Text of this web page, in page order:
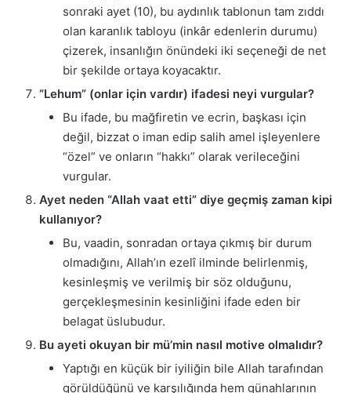
sonraki ayet (10), bu aydınlık tablonun tam zıddı
olan karanlık tabloyu (inkâr edenlerin durumu)
çizerek, insanlığın önündeki iki seçeneği de net
bir şekilde ortaya koyacaktır.
“Lehum” (onlar için vardır) ifadesi neyi vurgular?
Bu ifade, bu mağfiretin ve ecrin, başkası için
değil, bizzat o iman edip salih amel işleyenlere
“özel” ve onların “hakkı” olarak verileceğini
vurgular.
Ayet neden “Allah vaat etti” diye geçmiş zaman kipi
kullanıyor?
Bu, vaadin, sonradan ortaya çıkmış bir durum
olmadığını, Allah’ın ezelî ilminde belirlenmiş,
kesinleşmiş ve verilmiş bir söz olduğunu,
gerçekleşmesinin kesinliğini ifade eden bir
belagat üslubudur.
Bu ayeti okuyan bir mü’min nasıl motive olmalıdır?
Yaptığı en küçük bir iyiliğin bile Allah tarafından
görüldüğünü ve karşılığında hem günahlarının